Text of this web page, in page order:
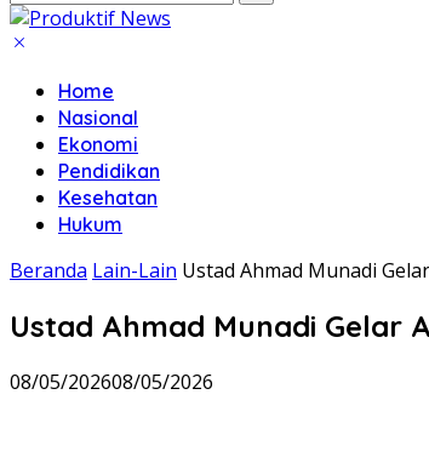
Home
Nasional
Ekonomi
Pendidikan
Kesehatan
Hukum
Beranda Lain-Lain Ustad Ahmad Munadi
Ustad Ahmad Munadi Gelar
08/05/202608/05/2026